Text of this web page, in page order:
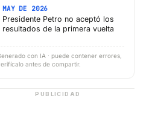
MAY DE 2026
Presidente Petro no aceptó los
resultados de la primera vuelta
con IA · puede contener errores,
antes de compartir.
PUBLICIDAD